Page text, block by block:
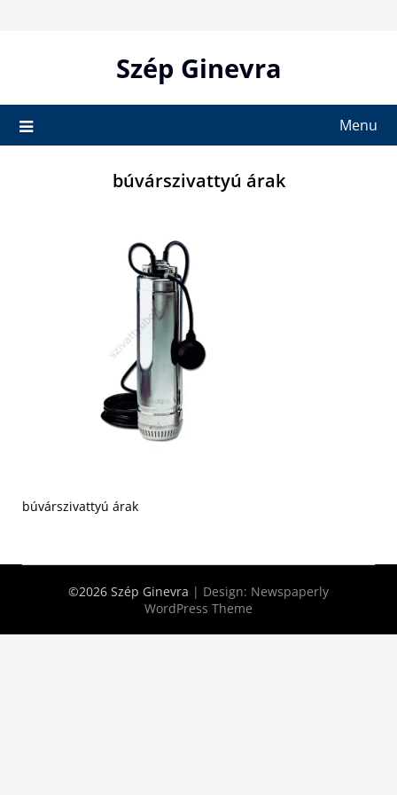
Szép Ginevra
Menu
búvárszivattyú árak
búvárszivattyú árak
©2026 Szép Ginevra | Design: Newspaperly
WordPress Theme